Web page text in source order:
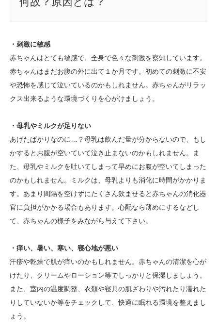
・刺激に敏感
赤ちゃんはとても敏感で、全身で色々な刺激を察知しています。
赤ちゃんはまだお腹の外に出て１か月です。初めての刺激に不安
や恐怖を感じて泣いているのかもしれません。赤ちゃんがリラッ
クス出来るような環境づくりを心がけましょう。
・母乳やミルクが足りない
あげたばかりなのに…？母乳は飲んだ量が分からないので、もし
かするとお腹が空いていて泣き止まないのかもしれません。ま
た、母乳やミルクを吐いてしまって早めにお腹が空いてしまった
のかもしれません。ミルクは、母乳よりも消化に時間がかかりま
す。あまり間隔を空けずにたくさん飲ませると赤ちゃんの消化器
官に負担がかかる場合もあります。心配なら薄めにするなどし
て、赤ちゃんの様子をみながら与えて下さい。
・痒い、暑い、寒い、寝心地が悪い
汗疹や乾燥で肌が痒いのかもしれません。赤ちゃんの清潔を心が
けたり、クリームやローション等でしっかりと保湿しましょう。
また、室内の温度調整、衣類や寝具の肌ざわりや汚れたり濡れた
りしていないか等をチェックして、快適に眠れる環境を整えまし
ょう。